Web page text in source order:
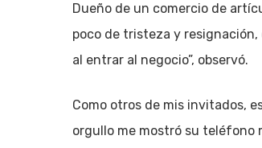
Dueño de un comercio de
poco de tristeza y resignación,
al entrar al negocio”, observó.
Como otros de mis invitados,
orgullo me mostró su teléfono